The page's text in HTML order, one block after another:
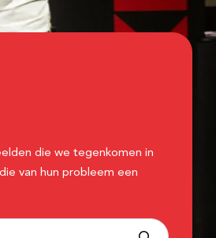
die we tegenkomen in
van hun probleem een